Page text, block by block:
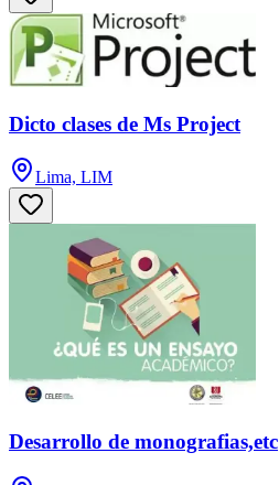
Dicto clases de Ms Project
Lima, LIM
Desarrollo de monografias,etc